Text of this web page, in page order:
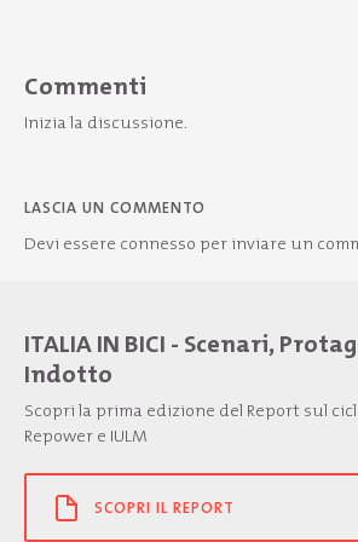
Commenti
Inizia la discussione.
LASCIA UN COMMENTO
Devi essere connesso per inviare un
ITALIA IN BICI - Scenari,
Indotto
Scopri la prima edizione del Report sul
Repower e IULM
SCOPRI IL REPORT